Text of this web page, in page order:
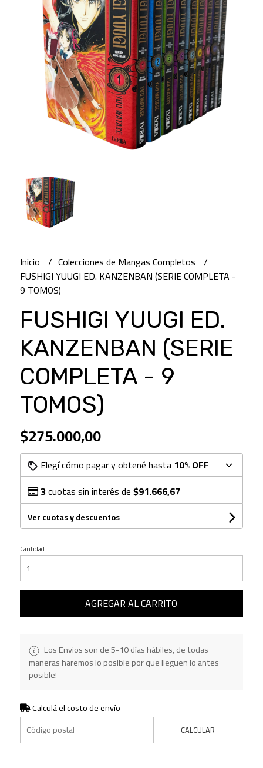
Inicio
Colecciones de Mangas Completos
FUSHIGI YUUGI ED. KANZENBAN (SERIE COMPLETA -
9 TOMOS)
FUSHIGI YUUGI ED.
KANZENBAN (SERIE
COMPLETA - 9
TOMOS)
$275.000,00
Elegí cómo pagar y obtené hasta 10% OFF
3cuotas sin interés de$91.666,67
Ver cuotas y descuentos
Cantidad
AGREGAR AL CARRITO
Los Envios son de 5-10 días hábiles, de todas
maneras haremos lo posible por que lleguen lo antes
posible!
Calculá el costo de envío
CALCULAR